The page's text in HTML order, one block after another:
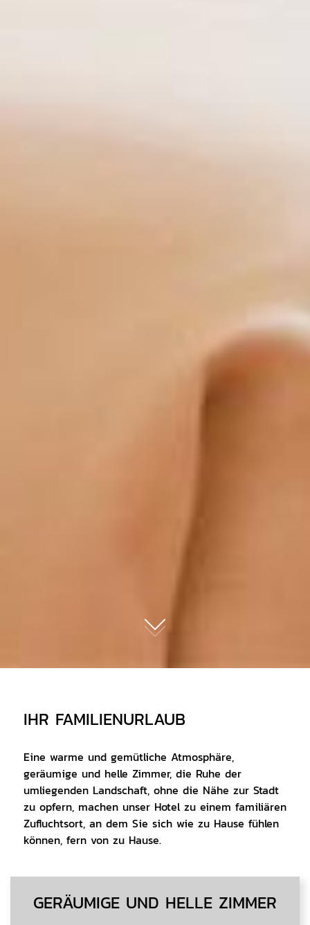
01
IHR FAMILIENURLAUB
Eine warme und gemütliche Atmosphäre,
geräumige und helle Zimmer, die Ruhe der
umliegenden Landschaft, ohne die Nähe zur Stadt
zu opfern, machen unser Hotel zu einem familiären
Zufluchtsort, an dem Sie sich wie zu Hause fühlen
können, fern von zu Hause.
GERÄUMIGE UND HELLE ZIMMER